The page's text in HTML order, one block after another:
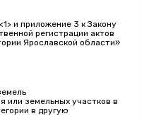
и приложение 3 к Закону
регистрации актов
Ярославской области»
или земельных участков в
в другую